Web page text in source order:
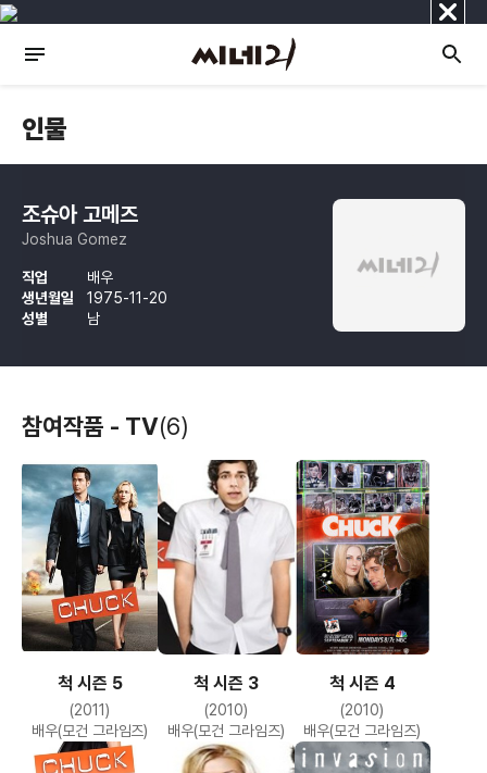
닫
기
인물
조슈아 고메즈
Joshua Gomez
직업
배우
생년월일
1975-11-20
성별
남
참여작품 - TV(6)
척 시즌 5
(2011)
배우(모건 그라임즈)
척 시즌 3
(2010)
배우(모건 그라임즈)
척 시즌 4
(2010)
배우(모건 그라임즈)